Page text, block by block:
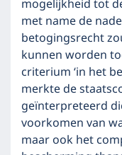
mogelijkheid tot
met name de
betogingsrecht
kunnen worden
criterium ‘in het
merkte de
geïnterpreteerd
voorkomen van
maar ook het